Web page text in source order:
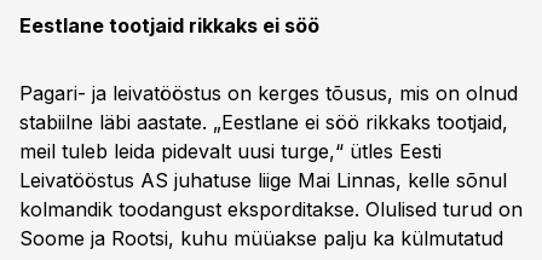
Eestlane tootjaid rikkaks ei söö
Pagari- ja leivatööstus on kerges tõusus, mis on olnud
stabiilne läbi aastate. „Eestlane ei söö rikkaks tootjaid,
meil tuleb leida pidevalt uusi turge,“ ütles Eesti
Leivatööstus AS juhatuse liige Mai Linnas, kelle sõnul
kolmandik toodangust eksporditakse. Olulised turud on
Soome ja Rootsi, kuhu müüakse palju ka külmutatud